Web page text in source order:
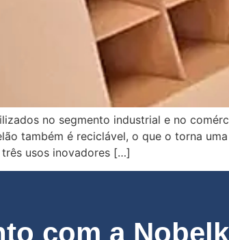
no segmento industrial e no
também é reciclável, o que o torna
usos inovadores […]
com a